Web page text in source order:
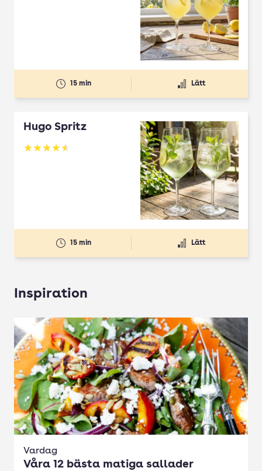
15 min Lätt
Hugo Spritz
Betyg: 4.61 av 5
15 min Lätt
Inspiration
Vardag
Våra 12 bästa matiga sallader